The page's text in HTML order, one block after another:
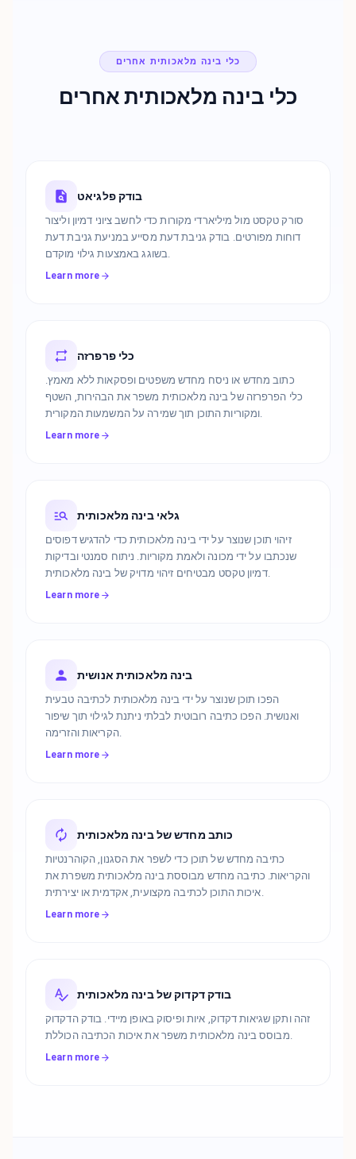
כלי בינה מלאכותית אחרים
כלי בינה מלאכותית אחרים
בודק פלגיאט
סורק טקסט מול מיליארדי מקורות כדי לחשב ציוני דמיון וליצור
דוחות מפורטים. בודק גניבת דעת מסייע במניעת גניבת דעת
בשוגג באמצעות גילוי מוקדם.
Learn more
כלי פרפרזה
כתוב מחדש או ניסח מחדש משפטים ופסקאות ללא מאמץ.
כלי הפרפרזה של בינה מלאכותית משפר את הבהירות, השטף
ומקוריות התוכן תוך שמירה על המשמעות המקורית.
Learn more
גלאי בינה מלאכותית
זיהוי תוכן שנוצר על ידי בינה מלאכותית כדי להדגיש דפוסים
שנכתבו על ידי מכונה ולאמת מקוריות. ניתוח סמנטי ובדיקות
דמיון טקסט מבטיחים זיהוי מדויק של בינה מלאכותית.
Learn more
בינה מלאכותית אנושית
הפכו תוכן שנוצר על ידי בינה מלאכותית לכתיבה טבעית
ואנושית. הפכו כתיבה רובוטית לבלתי ניתנת לגילוי תוך שיפור
הקריאות והזרימה.
Learn more
כותב מחדש של בינה מלאכותית
כתיבה מחדש של תוכן כדי לשפר את הסגנון, הקוהרנטיות
והקריאות. כתיבה מחדש מבוססת בינה מלאכותית משפרת את
איכות התוכן לכתיבה מקצועית, אקדמית או יצירתית.
Learn more
בודק דקדוק של בינה מלאכותית
זהה ותקן שגיאות דקדוק, איות ופיסוק באופן מיידי. בודק הדקדוק
מבוסס בינה מלאכותית משפר את איכות הכתיבה הכוללת.
Learn more